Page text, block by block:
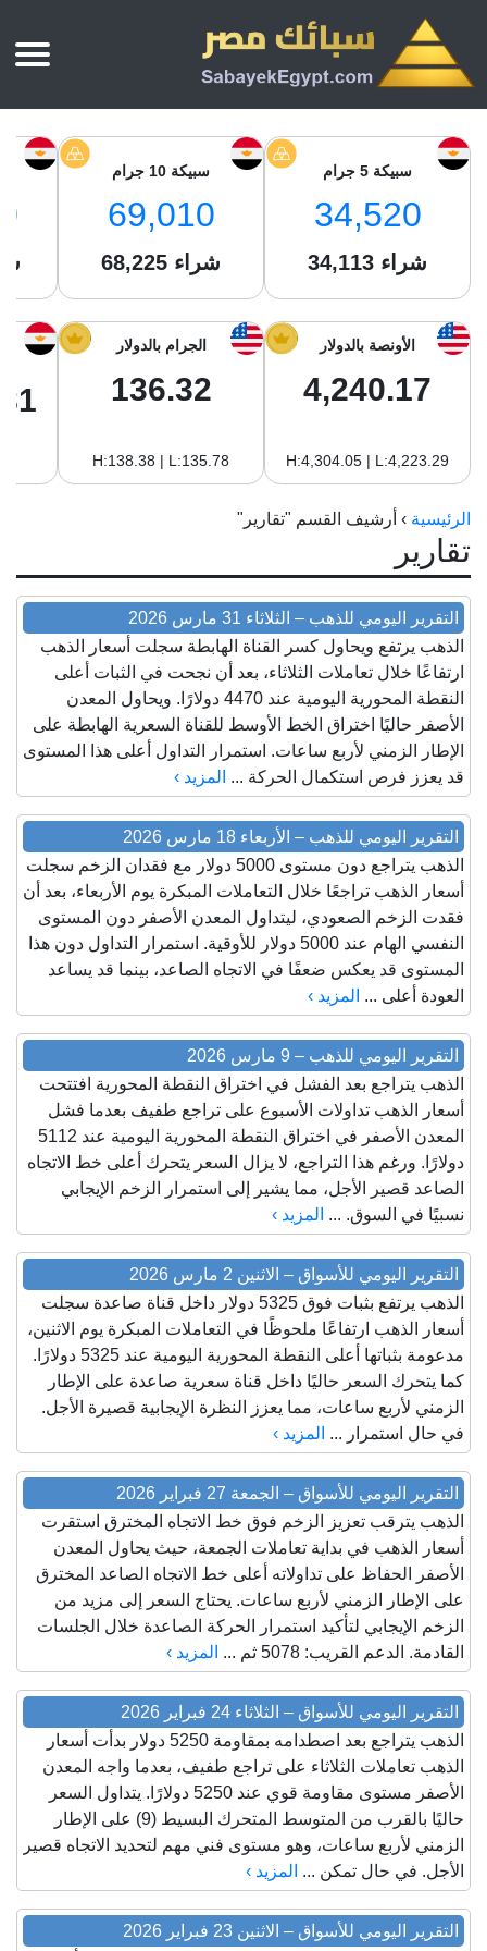
أسعار الذهب
سعر الذهب عيار 24
سعر جنيه الذهب
سبائك الذهب
بي تي سي
سام
سليمة جولد
سويس جولد
الراعي جولد
ماستر جولد
نجم الدين
ذهب الأجيال
الجلا جولد
أسعار الفضة اليوم
سبائك الفضة
بي تي سي
جونير
نجم الدين
من نحن
سبيكة 5 جرام
34,520
34,113 شراء
سبيكة 10 جرام
69,010
68,225 شراء
الأونصة بالدولار
4,240.17
H:4,304.05 | L:4,223.29
الجرام بالدولار
136.32
H:138.38 | L:135.78
الرئيسية › أرشيف القسم "تقارير"
تقارير
التقرير اليومي للذهب – الثلاثاء 31 مارس 2026
الذهب يرتفع ويحاول كسر القناة الهابطة سجلت أسعار الذهب
ارتفاعًا خلال تعاملات الثلاثاء، بعد أن نجحت في الثبات أعلى
النقطة المحورية اليومية عند 4470 دولارًا. ويحاول المعدن
الأصفر حاليًا اختراق الخط الأوسط للقناة السعرية الهابطة على
الإطار الزمني لأربع ساعات. استمرار التداول أعلى هذا المستوى
قد يعزز فرص استكمال الحركة ... المزيد ›
التقرير اليومي للذهب – الأربعاء 18 مارس 2026
الذهب يتراجع دون مستوى 5000 دولار مع فقدان الزخم سجلت
أسعار الذهب تراجعًا خلال التعاملات المبكرة يوم الأربعاء، بعد أن
فقدت الزخم الصعودي، ليتداول المعدن الأصفر دون المستوى
النفسي الهام عند 5000 دولار للأوقية. استمرار التداول دون هذا
المستوى قد يعكس ضعفًا في الاتجاه الصاعد، بينما قد يساعد
العودة أعلى ... المزيد ›
التقرير اليومي للذهب – 9 مارس 2026
الذهب يتراجع بعد الفشل في اختراق النقطة المحورية افتتحت
أسعار الذهب تداولات الأسبوع على تراجع طفيف بعدما فشل
المعدن الأصفر في اختراق النقطة المحورية اليومية عند 5112
دولارًا. ورغم هذا التراجع، لا يزال السعر يتحرك أعلى خط الاتجاه
الصاعد قصير الأجل، مما يشير إلى استمرار الزخم الإيجابي
نسبيًا في السوق. ... المزيد ›
التقرير اليومي للأسواق – الاثنين 2 مارس 2026
الذهب يرتفع بثبات فوق 5325 دولار داخل قناة صاعدة سجلت
أسعار الذهب ارتفاعًا ملحوظًا في التعاملات المبكرة يوم الاثنين،
مدعومة بثباتها أعلى النقطة المحورية اليومية عند 5325 دولارًا.
كما يتحرك السعر حاليًا داخل قناة سعرية صاعدة على الإطار
الزمني لأربع ساعات، مما يعزز النظرة الإيجابية قصيرة الأجل.
في حال استمرار ... المزيد ›
التقرير اليومي للأسواق – الجمعة 27 فبراير 2026
الذهب يترقب تعزيز الزخم فوق خط الاتجاه المخترق استقرت
أسعار الذهب في بداية تعاملات الجمعة، حيث يحاول المعدن
الأصفر الحفاظ على تداولاته أعلى خط الاتجاه الصاعد المخترق
على الإطار الزمني لأربع ساعات. يحتاج السعر إلى مزيد من
الزخم الإيجابي لتأكيد استمرار الحركة الصاعدة خلال الجلسات
القادمة. الدعم القريب: 5078 ثم ...
المزيد ›
التقرير اليومي للأسواق – الثلاثاء 24 فبراير 2026
الذهب يتراجع بعد اصطدامه بمقاومة 5250 دولار بدأت أسعار
الذهب تعاملات الثلاثاء على تراجع طفيف، بعدما واجه المعدن
الأصفر مستوى مقاومة قوي عند 5250 دولارًا. يتداول السعر
حاليًا بالقرب من المتوسط المتحرك البسيط (9) على الإطار
الزمني لأربع ساعات، وهو مستوى فني مهم لتحديد الاتجاه قصير
الأجل. في حال تمكن ... المزيد ›
التقرير اليومي للأسواق – الاثنين 23 فبراير 2026